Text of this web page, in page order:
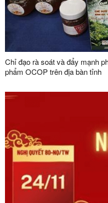
Chỉ đạo rà soát và đẩy mạnh
phẩm OCOP trên địa bàn tỉnh